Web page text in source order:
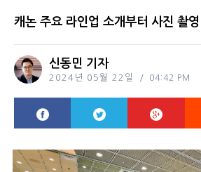
캐논 주요 라인업 소개부터 사진 촬
신동민 기자
2024년 05월 22일 04:42 PM